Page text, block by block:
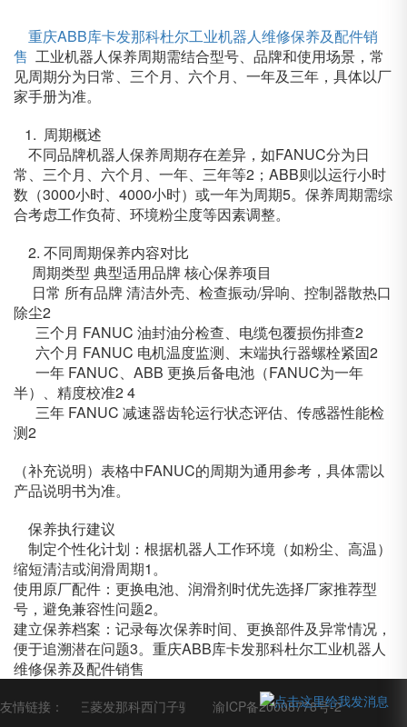
重庆ABB库卡发那科杜尔工业机器人维修保养及配件销
售 工业机器人保养周期需结合型号、品牌和使用场景，常
见周期分为日常、三个月、六个月、一年及三年，具体以厂
家手册为准。
1. 周期概述
不同品牌机器人保养周期存在差异，如FANUC分为日
常、三个月、六个月、一年、三年等2；ABB则以运行小时
数（3000小时、4000小时）或一年为周期5。保养周期需综
合考虑工作负荷、环境粉尘度等因素调整。
2. 不同周期保养内容对比
周期类型 典型适用品牌核心保养项目
日常 所有品牌清洁外壳、检查振动/异响、控制器散热口
除尘2
三个月 FANUC 油封油分检查、电缆包覆损伤排查2
六个月 FANUC 电机温度监测、末端执行器螺栓紧固2
一年 FANUC、ABB 更换后备电池（FANUC为一年
半）、精度校准2 4
三年 FANUC 减速器齿轮运行状态评估、传感器性能检
测2
（补充说明）表格中FANUC的周期为通用参考，具体需以
产品说明书为准。
保养执行建议
制定个性化计划：根据机器人工作环境（如粉尘、高温）
缩短清洁或润滑周期1。
使用原厂配件：更换电池、润滑剂时优先选择厂家推荐型
号，避免兼容性问题2。
建立保养档案：记录每次保养时间、更换部件及异常情况，
便于追溯潜在问题3。 重庆ABB库卡发那科杜尔工业机器人
维修保养及配件销售
友情链接：
重庆铜梁区三菱发那科西门子驱动器电机维修 重庆铜梁区工业机器
渝ICP备20008778号-2